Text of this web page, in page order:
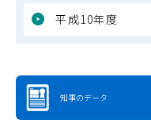
平成10年度
知事のデータ